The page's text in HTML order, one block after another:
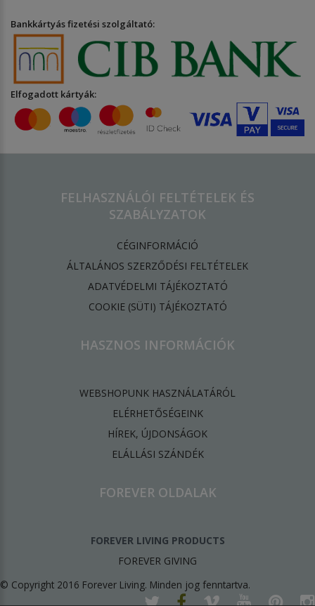
Bankkártyás fizetési szolgáltató:
Elfogadott kártyák:
FELHASZNÁLÓI FELTÉTELEK ÉS
SZABÁLYZATOK
CÉGINFORMÁCIÓ
ÁLTALÁNOS SZERZŐDÉSI FELTÉTELEK
ADATVÉDELMI TÁJÉKOZTATÓ
​COOKIE (SÜTI) TÁJÉKOZTATÓ
HASZNOS INFORMÁCIÓK
WEBSHOPUNK HASZNÁLATÁRÓL
ELÉRHETŐSÉGEINK
HÍREK, ÚJDONSÁGOK
ELÁLLÁSI SZÁNDÉK
FOREVER OLDALAK
FOREVER LIVING PRODUCTS
FOREVER GIVING
© Copyright 2016 Forever Living. Minden jog fenntartva.